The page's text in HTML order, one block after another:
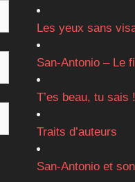
Les yeux sans
San-Antonio – Le
T’es beau, tu sais !
Traits d’auteurs
San-Antonio et